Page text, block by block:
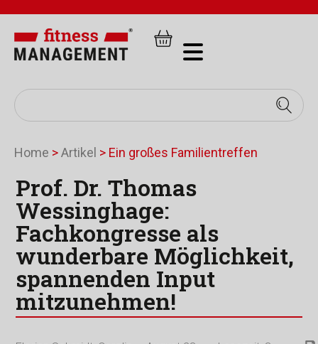
Home >Artikel > Ein großes Familientreffen
Prof. Dr. Thomas
Wessinghage:
Fachkongresse als
wunderbare Möglichkeit,
spannenden Input
mitzunehmen!